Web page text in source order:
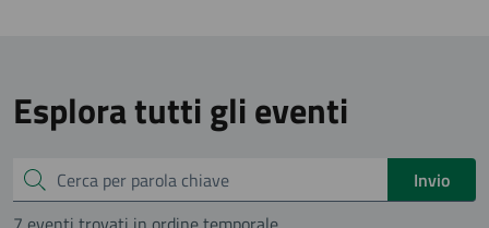
Esplora tutti gli eventi
Cerca
Invio